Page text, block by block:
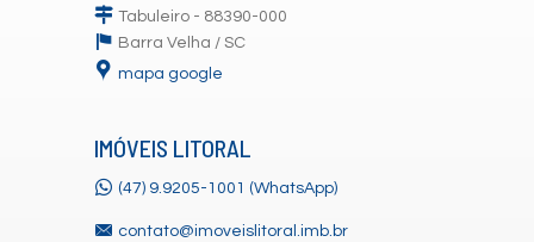
Tabuleiro - 88390-000
Barra Velha / SC
mapa google
IMÓVEIS LITORAL
(47) 9.9205-1001 (WhatsApp)
contato@imoveislitoral.imb.br